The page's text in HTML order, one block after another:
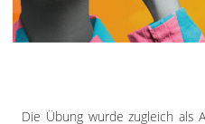
Die Übung wurde zugleich als